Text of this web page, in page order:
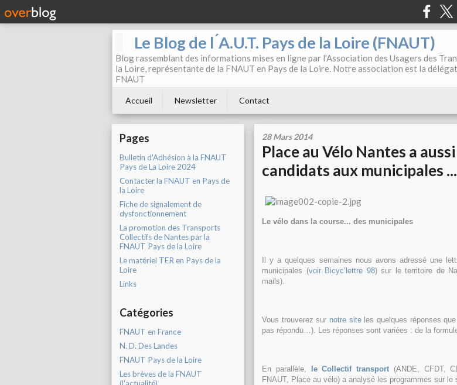
Le Blog de l ́A.U.T. Pays de la Loire (FNAUT)
Blog rassemblant des informations mises en ligne par l'Association des Usagers des
la Loire, représentante de la FNAUT en Pays de la Loire. Notre association est la
FNAUT
Accueil Newsletter Contact
Pages
Bulletin d'Adhésion à la FNAUT
Pays de La Loire 2024
Contacter la FNAUT en Pays de
la Loire
Fiche de signalement de
dysfonctionnement
La promotion des Transports
Collectifs de Nantes par la
FNAUT Pays de la Loire
Le matériel TER en Pays de la
Loire
Links
Catégories
FNAUT en France
N. D. Des Landes
FNAUT Pays de la Loire
Les brèves de la FNAUT
28 Mars 2014
Place au Vélo Nantes a
candidats aux municipales ...
Le vélo dans la course... des municipales
Il y a quelques semaines nous avons adressé une
municipales (voir Bicyc’lettre 98) sur le territoire de
mails).
Vous trouverez sur notre siteles quelques réponses
pas répondu…). Les réponses sont variées : de la
En parallèle, le Collectif transport (ANDE, CFDT,
FNAUT, Place au vélo) a analysé les programmes sur le